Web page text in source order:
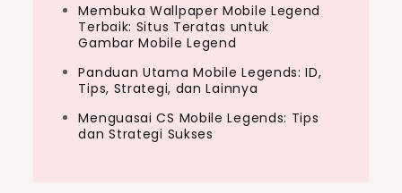
Membuka Wallpaper Mobile Legend
Terbaik: Situs Teratas untuk
Gambar Mobile Legend
Panduan Utama Mobile Legends: ID,
Tips, Strategi, dan Lainnya
Menguasai CS Mobile Legends: Tips
dan Strategi Sukses